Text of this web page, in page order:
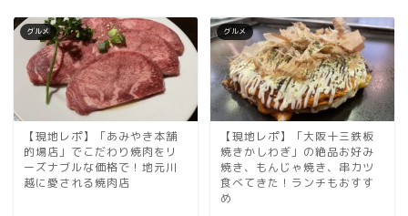
グルメ
【現地レポ】「あみやき本舗
的場店」でこだわり焼肉をリ
ーズナブルな価格で！地元川
越に愛される焼肉店
グルメ
【現地レポ】「大阪十三鉄板
焼きかしわぎ」の絶品お好み
焼き、もんじゃ焼き、串カツ
食べてきた！ランチもおすす
め